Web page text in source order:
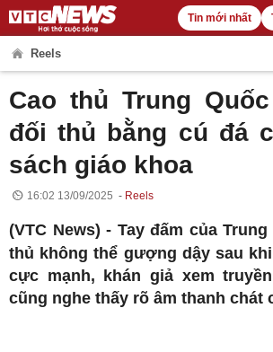
Tin mới nhất
Reels
Cao thủ Trung
đối thủ bằng cú đá
sách giáo khoa
16:02 13/09/2025 Reels
(VTC News) - Tay đấm của
thủ không thể gượng dậy sau
cực mạnh, khán giả xem
cũng nghe thấy rõ âm thanh chát